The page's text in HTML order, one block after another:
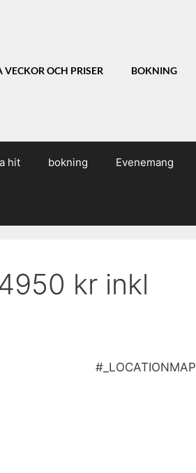
VECKOR OCH PRISER BOKNING
hit bokning Evenemang
kr inkl
#_LOCATIONMAP